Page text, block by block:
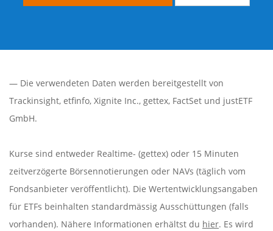
— Die verwendeten Daten werden bereitgestellt von
Trackinsight, etfinfo, Xignite Inc., gettex, FactSet und justETF
GmbH.
Kurse sind entweder Realtime- (gettex) oder 15 Minuten
zeitverzögerte Börsennotierungen oder NAVs (täglich vom
Fondsanbieter veröffentlicht). Die Wertentwicklungsangaben
für ETFs beinhalten standardmässig Ausschüttungen (falls
vorhanden). Nähere Informationen erhältst du hier. Es wird